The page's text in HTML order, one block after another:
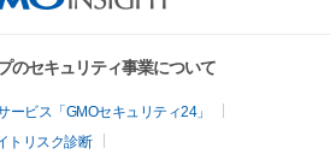
のセキュリティ事業について
ビス「GMOセキュリティ24」
トリスク診断